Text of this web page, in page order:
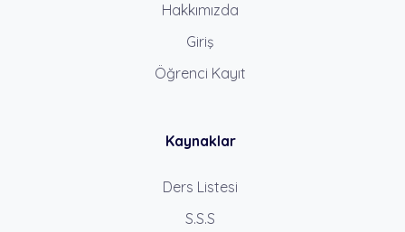
Hakkımızda
Giriş
Öğrenci Kayıt
Kaynaklar
Ders Listesi
S.S.S